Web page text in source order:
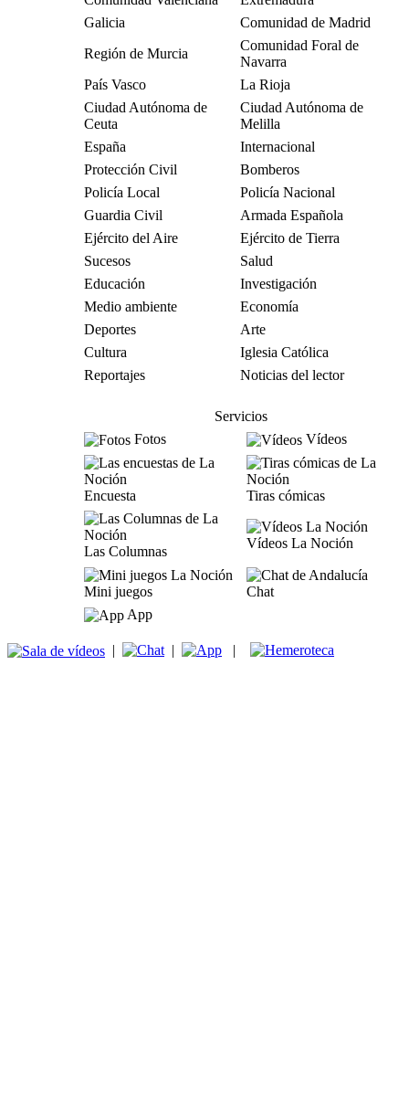
Galicia
Comunidad de Madrid
Región de Murcia
Comunidad Foral de
Navarra
País Vasco
La Rioja
Ciudad Autónoma de
Ceuta
Ciudad Autónoma de
Melilla
España
Internacional
Protección Civil
Bomberos
Policía Local
Policía Nacional
Guardia Civil
Armada Española
Ejército del Aire
Ejército de Tierra
Sucesos
Salud
Educación
Investigación
Medio ambiente
Economía
Deportes
Arte
Cultura
Iglesia Católica
Reportajes
Noticias del lector
Servicios
Fotos
Vídeos
Encuesta Tiras cómicas
Las Columnas
Vídeos La Noción
Mini juegos
Chat
App
| | |